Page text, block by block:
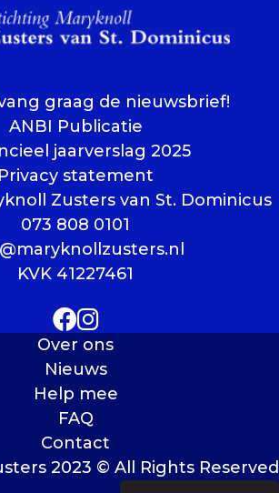
graag de nieuwsbrief!
ANBI Publicatie
jaarverslag 2025
Privacy statement
Zusters van St. Dominicus
073 808 0101
KVK 41227461
Over ons
Nieuws
Help mee
FAQ
Contact
2023 © All Rights Reserved